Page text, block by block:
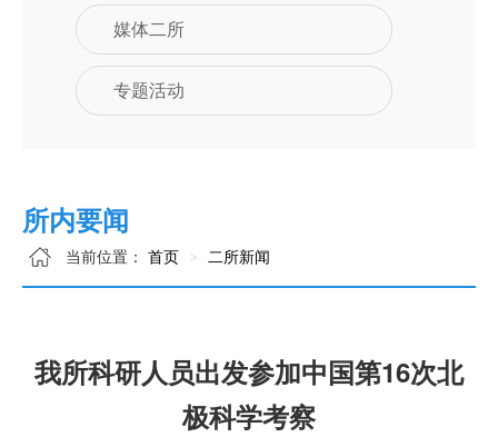
媒体二所
专题活动
所内要闻
当前位置： 首页 二所新闻
我所科研人员出发参加中国第16次北
极科学考察